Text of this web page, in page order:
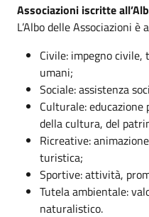
Associazioni iscritte
L’Albo delle Associazioni
Civile: impegno
umani;
Sociale: assistenza
Culturale:
della cultura, del
Ricreative:
turistica;
Sportive: attività,
Tutela ambientale:
naturalistico.